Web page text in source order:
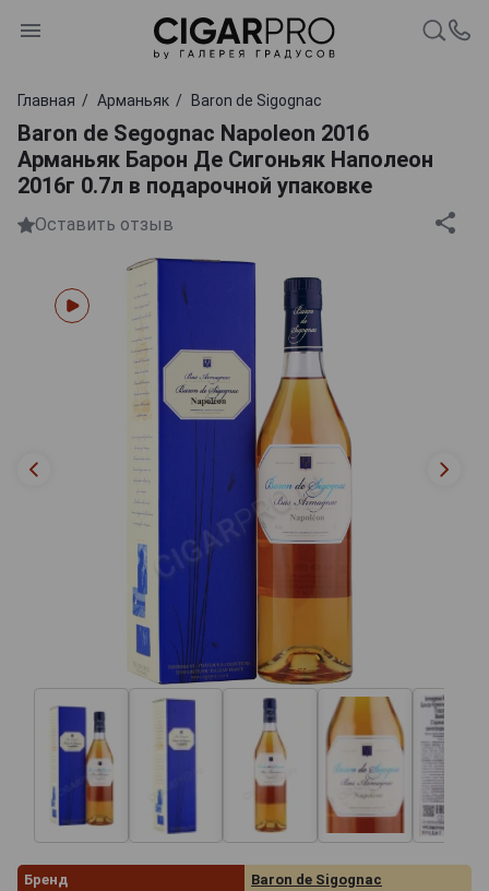
Главная Арманьяк Baron de Sigognac
Baron de Segognac Napoleon 2016
Арманьяк Барон Де Сигоньяк Наполеон
2016г 0.7л в подарочной упаковке
Оставить отзыв
Бренд
Baron de Sigognac